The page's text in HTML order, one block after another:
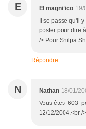
E El magnifico 19/
Il se passe qu'il
poster pour dire
/> Pour Shilpa
Répondre
N Nathan 18/01/
Vous êtes 603
12/12/2004.<br /